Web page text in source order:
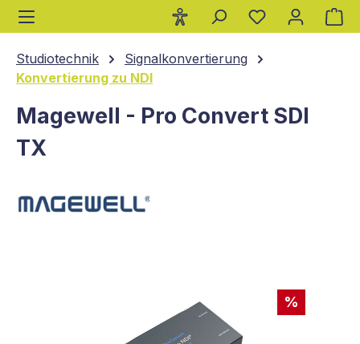
springen
Studiotechnik
Signalkonvertierung
Konvertierung zu NDI
Magewell - Pro Convert SDI
TX
%